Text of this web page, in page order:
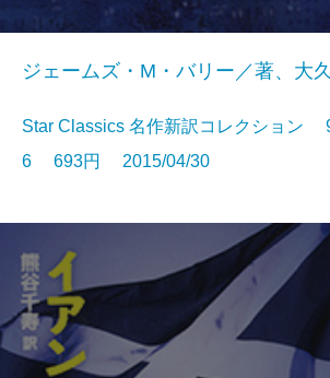
ジェームズ・M・バリー／著、大
Star Classics 名作新訳コレクション
6 693円 2015/04/30